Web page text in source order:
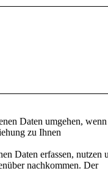
Daten umgehen,
zu Ihnen
Daten erfassen, nutzen
nachkommen. Der